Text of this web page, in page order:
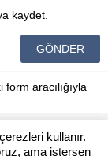
kaydet.
aracılığıyla
kullanır.
ama istersen